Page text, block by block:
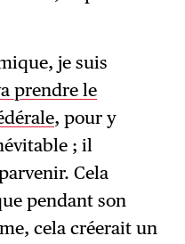
je suis
prendre le
, pour y
; il
Cela
pendant son
cela créerait un